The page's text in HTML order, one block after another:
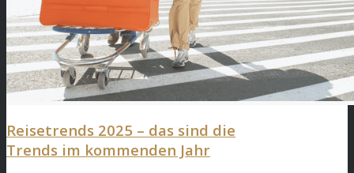
Reisetrends 2025 – das sind die
Trends im kommenden Jahr